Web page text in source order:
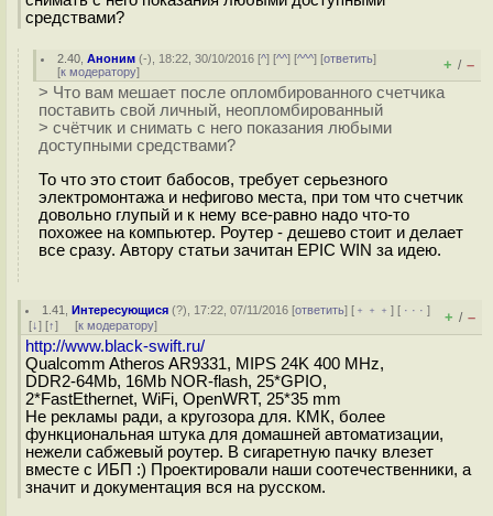
средствами?
2.40 ,Аноним (-), 18:22, 30/10/2016 [^] [^^] [^^^] [ответить]
[к модератору] + / –
> Что вам мешает после опломбированного счетчика
поставить свой личный, неопломбированный
> счётчик и снимать с него показания любыми
доступными средствами?
То что это стоит бабосов, требует серьезного
электромонтажа и нефигово места, при том что счетчик
довольно глупый и к нему все-равно надо что-то
похожее на компьютер. Роутер - дешево стоит и делает
все сразу. Автору статьи зачитан EPIC WIN за идею.
1.41 ,Интересующися (?), 17:22, 07/11/2016 [ответить] [ ﹢﹢﹢] [ · · ·]
[↓] [↑] [к модератору] + / –
http://www.black-swift.ru/
Qualcomm Atheros AR9331, MIPS 24K 400 MHz,
DDR2-64Mb, 16Mb NOR-flash, 25*GPIO,
2*FastEthernet, WiFi, OpenWRT, 25*35 mm
Не рекламы ради, а кругозора для. КМК, более
функциональная штука для домашней автоматизации,
нежели сабжевый роутер. В сигаретную пачку влезет
вместе с ИБП :) Проектировали наши соотечественники, а
значит и документация вся на русском.